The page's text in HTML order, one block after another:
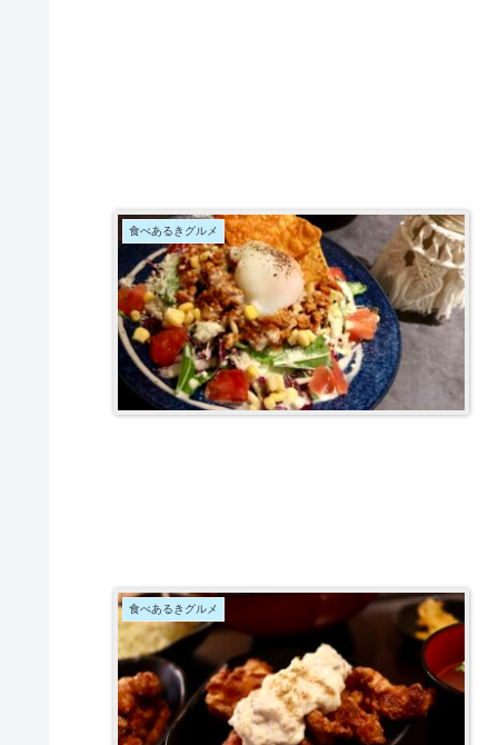
食べあるきグルメ
食べあるきグルメ